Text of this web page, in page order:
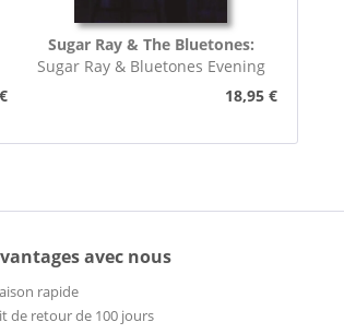
Sugar Ray & The Bluetones:
Sugar Ray & Bluetones Evening
18,95 €
avec nous
rapide
de retour de 100 jours